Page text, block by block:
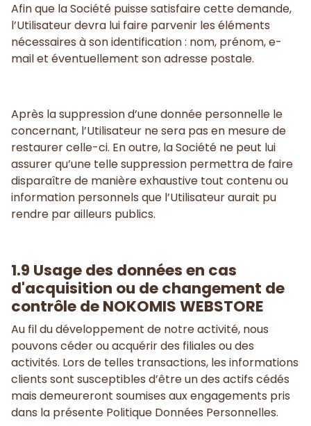
Afin que la Société puisse satisfaire cette demande,
l’Utilisateur devra lui faire parvenir les éléments
nécessaires à son identification : nom, prénom, e-
mail et éventuellement son adresse postale.
Après la suppression d’une donnée personnelle le
concernant, l’Utilisateur ne sera pas en mesure de
restaurer celle-ci. En outre, la Société ne peut lui
assurer qu’une telle suppression permettra de faire
disparaître de manière exhaustive tout contenu ou
information personnels que l’Utilisateur aurait pu
rendre par ailleurs publics.
1.9 Usage des données en cas
d'acquisition ou de changement de
contrôle de NOKOMIS WEBSTORE
Au fil du développement de notre activité, nous
pouvons céder ou acquérir des filiales ou des
activités. Lors de telles transactions, les informations
clients sont susceptibles d’être un des actifs cédés
mais demeureront soumises aux engagements pris
dans la présente Politique Données Personnelles.